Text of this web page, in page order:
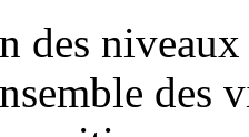
des
des